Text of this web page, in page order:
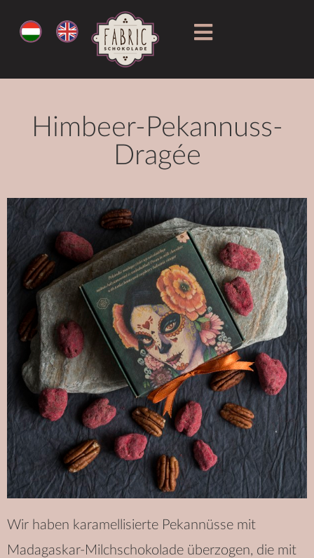
Himbeer-Pekannuss-
Dragée
Wir haben karamellisierte Pekannüsse mit
Madagaskar-Milchschokolade überzogen, die mit